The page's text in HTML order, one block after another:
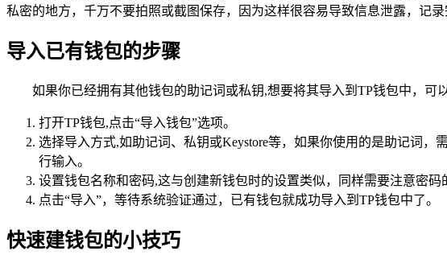
私密的地方，千万不要拍照或截图保存，因为这样很容易导致信息泄露，记
导入已有钱包的步骤
如果你已经拥有其他钱包的助记词或私钥,想要将其导入到TP钱包中，可
打开TP钱包,点击“导入钱包”选项。
选择导入方式,如助记词、私钥或Keystore等，如果你使用的是助记词
行输入。
设置钱包名称和密码,这与创建新钱包时的设置类似，同样需要注意密码
点击“导入”，等待系统验证通过，已有钱包就成功导入到TP钱包中了。
快速建钱包的小技巧